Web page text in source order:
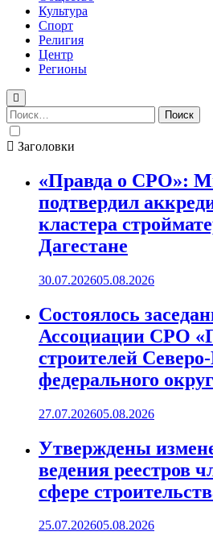
Культура
Спорт
Религия
Центр
Регионы
Найти:
Заголовки
«Правда о СРО»:
подтвердил
кластера
Дагестане
30.07.202605.08.2026
Состоялось
Ассоциации СРО
строителей
федерального
27.07.202605.08.2026
Утверждены
ведения реестров
сфере
25.07.202605.08.2026